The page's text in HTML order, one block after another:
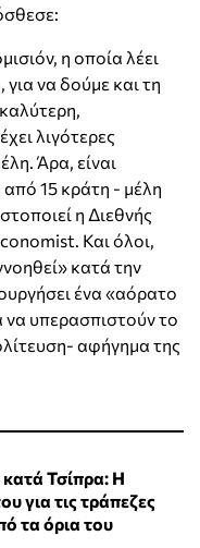
η οποία λέει
να δούμε και τη
λιγότερες
Άρα, είναι
15 κράτη - μέλη
η Διεθνής
Και όλοι,
κατά την
ένα «αόρατο
να υπερασπιστούν το
αφήγημα της
Τσίπρα: Η
για τις τράπεζες
τα όρια του